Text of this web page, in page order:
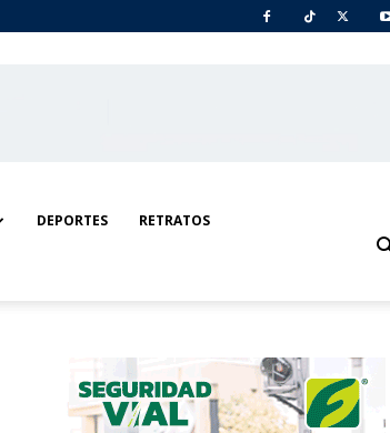
DEPORTES RETRATOS